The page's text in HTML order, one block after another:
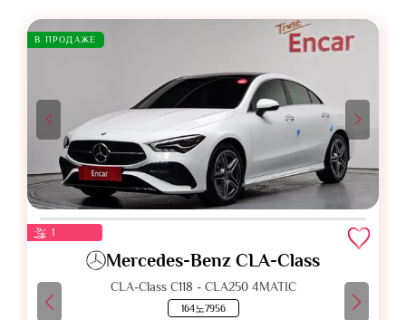
В ПРОДАЖЕ
1
Mercedes-Benz CLA-Class
CLA-Class C118 - CLA250 4MATIC
164노7956